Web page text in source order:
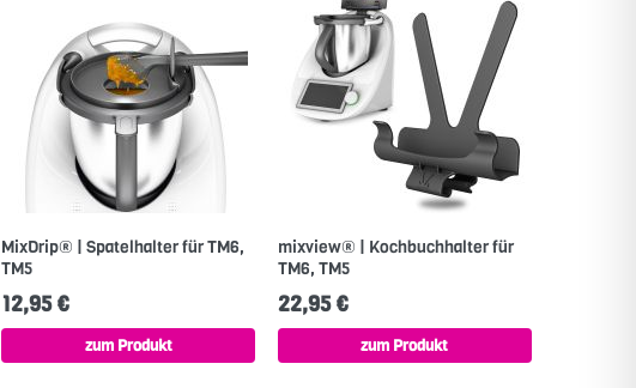
MixDrip® | Spatelhalter für TM6,
TM5
12,95 €
zum Produkt
mixview® | Kochbuchhalter für
TM6, TM5
22,95 €
zum Produkt